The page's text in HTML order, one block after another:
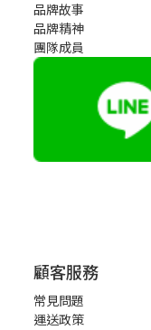
品牌故事
品牌精神
團隊成員
顧客服務
常見問題
運送政策